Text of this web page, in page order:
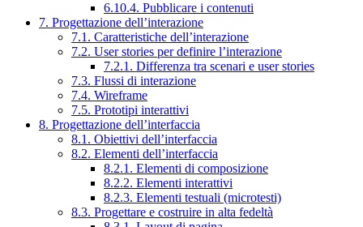
6.10.4. Pubblicare i contenuti
7. Progettazione dell’interazione
7.1. Caratteristiche dell’interazione
7.2. User stories per definire l’interazione
7.2.1. Differenza tra scenari e user stories
7.3. Flussi di interazione
7.4. Wireframe
7.5. Prototipi interattivi
8. Progettazione dell’interfaccia
8.1. Obiettivi dell’interfaccia
8.2. Elementi dell’interfaccia
8.2.1. Elementi di composizione
8.2.2. Elementi interattivi
8.2.3. Elementi testuali (microtesti)
8.3. Progettare e costruire in alta fedeltà